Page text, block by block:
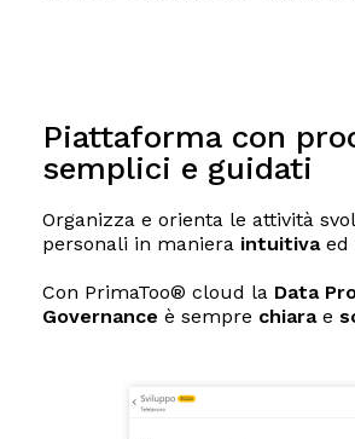
Piattaforma con
semplici e guidati
Organizza e orienta le attività
personali in maniera intuitivaed
Con PrimaToo® cloud la Data
Governance è sempre chiarae